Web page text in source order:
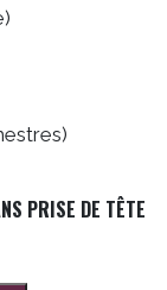
PRISE DE TÊTE